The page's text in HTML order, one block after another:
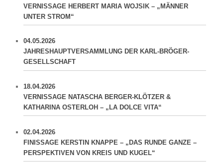
VERNISSAGE HERBERT MARIA WOJSIK – „MÄNNER
UNTER STROM“
04.05.2026
JAHRESHAUPTVERSAMMLUNG DER KARL-BRÖGER-
GESELLSCHAFT
18.04.2026
VERNISSAGE NATASCHA BERGER-KLÖTZER &
KATHARINA OSTERLOH – „LA DOLCE VITA“
02.04.2026
FINISSAGE KERSTIN KNAPPE – „DAS RUNDE GANZE –
PERSPEKTIVEN VON KREIS UND KUGEL“